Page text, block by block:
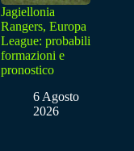
Jagiellonia
Rangers, Europa
League: probabili
formazioni e
pronostico
6 Agosto
2026